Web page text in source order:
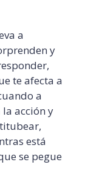
a
y
te afecta a
a
acción y
está
se pegue